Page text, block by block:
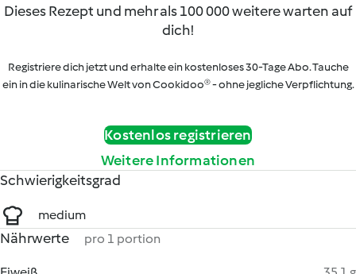
Dieses Rezept und mehr als 100 000 weitere warten auf
dich!
Registriere dich jetzt und erhalte ein kostenloses 30-Tage Abo. Tauche
ein in die kulinarische Welt von Cookidoo® - ohne jegliche Verpflichtung.
Kostenlos registrieren
Weitere Informationen
Schwierigkeitsgrad
medium
Nährwerte pro 1 portion